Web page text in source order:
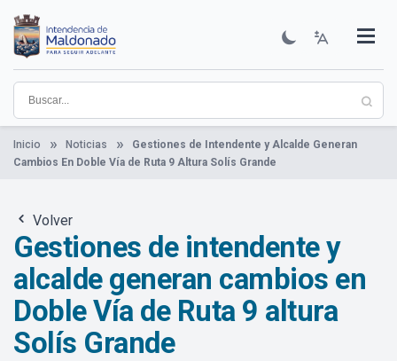
contenido
principal
Institucional
Municipios
Descubre Maldonado
Comunicación
Servicios
Guía De Trámites
Ver Noticias
Inicio Noticias
Gestiones de Intendente y Alcalde Generan
Cambios En Doble Vía de Ruta 9 Altura Solís Grande
Volver
Gestiones de intendente y
alcalde generan cambios en
Doble Vía de Ruta 9 altura
Solís Grande